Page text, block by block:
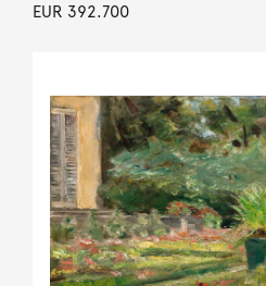
EUR 392.700